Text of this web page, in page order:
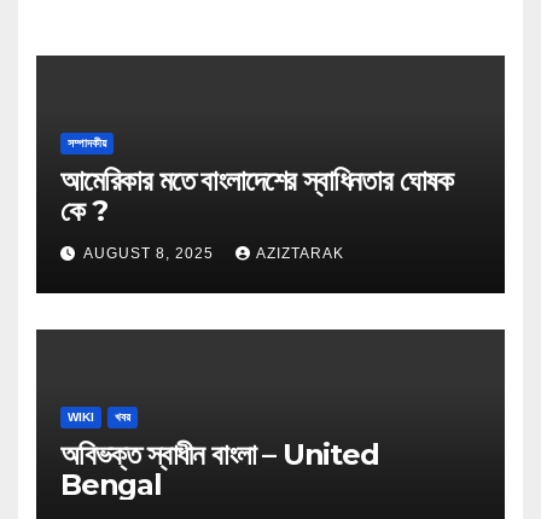
সম্পাদকীয়
আমেরিকার মতে বাংলাদেশের স্বাধিনতার ঘোষক
কে ?
AUGUST 8, 2025 AZIZTARAK
WIKI খবর
অবিভক্ত স্বাধীন বাংলা – United
Bengal